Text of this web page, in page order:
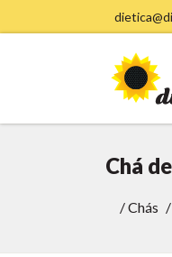
Chá
/Chás